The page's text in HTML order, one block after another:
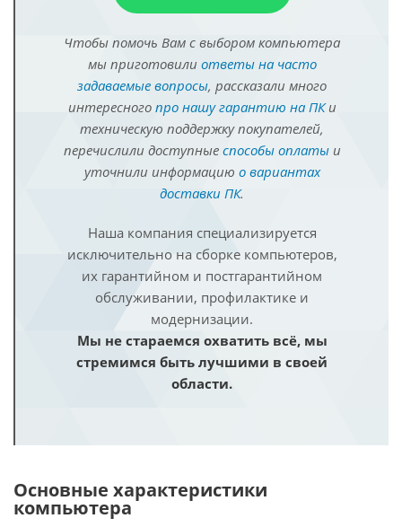
Чтобы помочь Вам с выбором компьютера
мы приготовили ответы на часто
задаваемые вопросы, рассказали много
интересного про нашу гарантию на ПКи
техническую поддержку покупателей,
перечислили доступные способы оплатыи
уточнили информацию о вариантах
доставки ПК.
Наша компания специализируется
исключительно на сборке компьютеров,
их гарантийном и постгарантийном
обслуживании, профилактике и
модернизации.
Мы не стараемся охватить всё, мы
стремимся быть лучшими в своей
области.
Основные характеристики
компьютера